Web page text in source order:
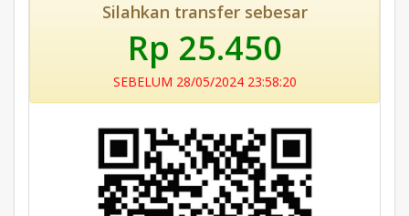
Silahkan transfer sebesar
Rp 25.450
SEBELUM 28/05/2024 23:58:20